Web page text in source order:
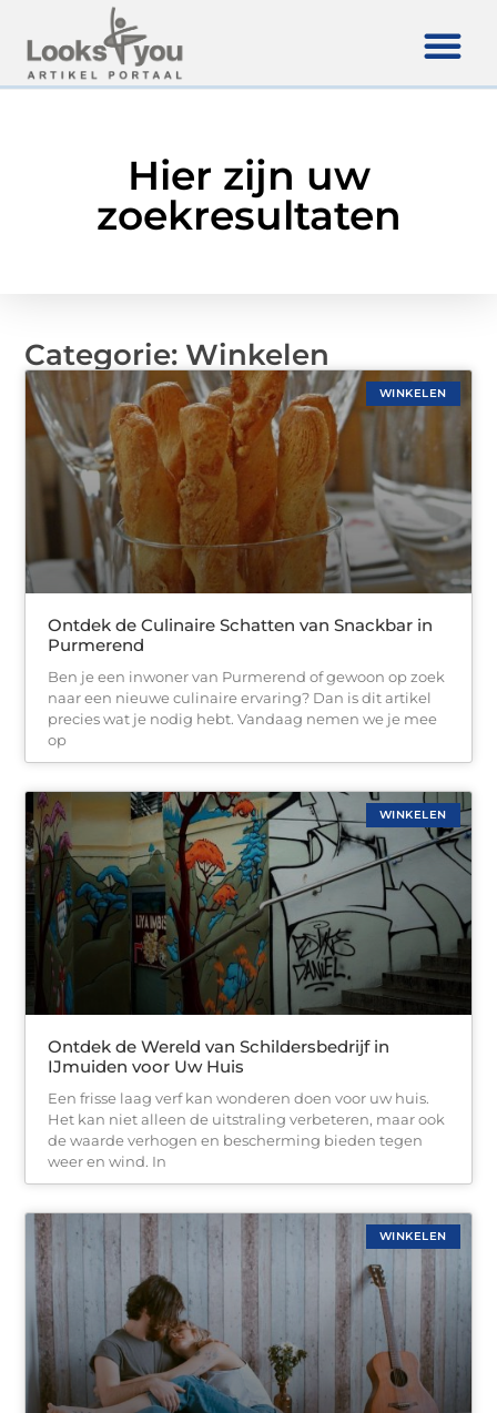
Hier zijn uw
zoekresultaten
Categorie: Winkelen
WINKELEN
Ontdek de Culinaire Schatten van Snackbar in
Purmerend
Ben je een inwoner van Purmerend of gewoon op zoek
naar een nieuwe culinaire ervaring? Dan is dit artikel
precies wat je nodig hebt. Vandaag nemen we je mee
op
WINKELEN
Ontdek de Wereld van Schildersbedrijf in
IJmuiden voor Uw Huis
Een frisse laag verf kan wonderen doen voor uw huis.
Het kan niet alleen de uitstraling verbeteren, maar ook
de waarde verhogen en bescherming bieden tegen
weer en wind. In
WINKELEN